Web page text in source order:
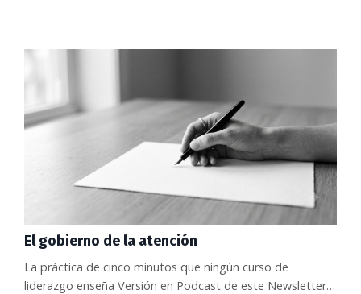
El gobierno de la atención
La práctica de cinco minutos que ningún curso de
liderazgo enseña Versión en Podcast de este Newsletter: